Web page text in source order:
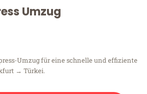
Umzug
Umzug für eine schnelle und effiziente
→ Türkei.